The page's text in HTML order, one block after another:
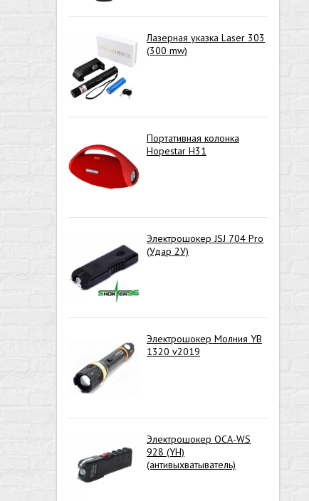
Лазерная указка Laser 303
(300 mw)
Портативная колонка
Hopestar H31
Электрошокер JSJ 704 Pro
(Удар 2У)
Электрошокер Молния YB
1320 v2019
Электрошокер ОСА-WS
928 (YH)
(антивыхватыватель)